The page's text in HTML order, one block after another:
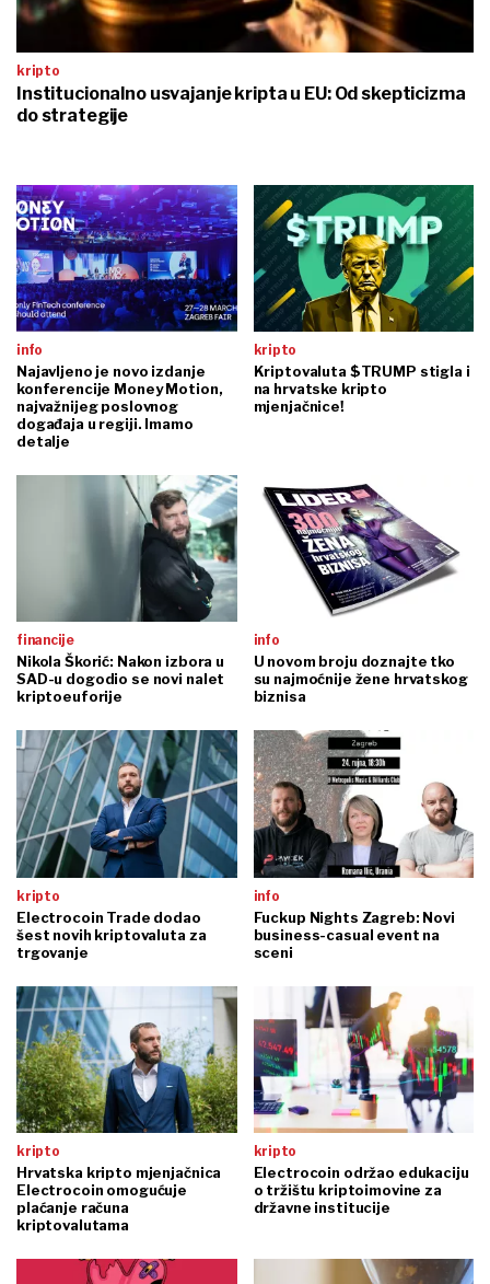
kripto
Institucionalno usvajanje kripta u EU: Od skepticizma
do strategije
info
Najavljeno je novo izdanje
konferencije Money Motion,
najvažnijeg poslovnog
događaja u regiji. Imamo
detalje
kripto
Kriptovaluta $TRUMP stigla i
na hrvatske kripto
mjenjačnice!
financije
Nikola Škorić: Nakon izbora u
SAD-u dogodio se novi nalet
kriptoeuforije
info
U novom broju doznajte tko
su najmoćnije žene hrvatskog
biznisa
kripto
Electrocoin Trade dodao
šest novih kriptovaluta za
trgovanje
info
Fuckup Nights Zagreb: Novi
business-casual event na
sceni
kripto
Hrvatska kripto mjenjačnica
Electrocoin omogućuje
plaćanje računa
kriptovalutama
kripto
Electrocoin održao edukaciju
o tržištu kriptoimovine za
državne institucije